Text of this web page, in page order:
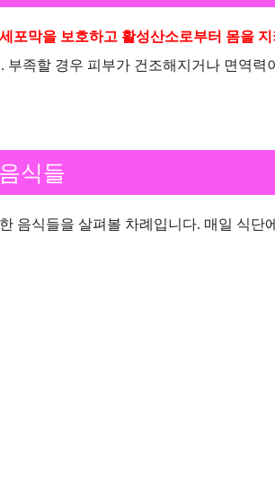
포막을 보호하고 활성산소로부터 몸을 지
부족할 경우 피부가 건조해지거나 면역
식들
음식들을 살펴볼 차례입니다. 매일 식